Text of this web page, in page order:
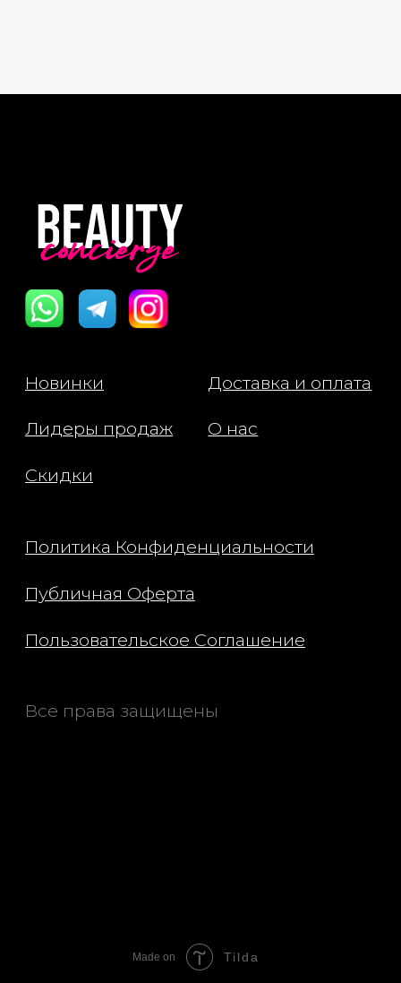
Все права защищены
Политика Конфиденциальности
Made on Tilda